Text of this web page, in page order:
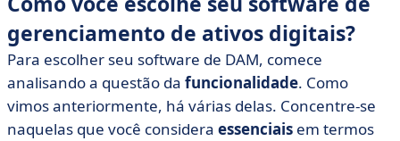
gerenciamento de ativos digitais?
Para escolher seu software de DAM, comece
analisando a questão da funcionalidade. Como
vimos anteriormente, há várias delas. Concentre-se
naquelas que você considera essenciais em termos